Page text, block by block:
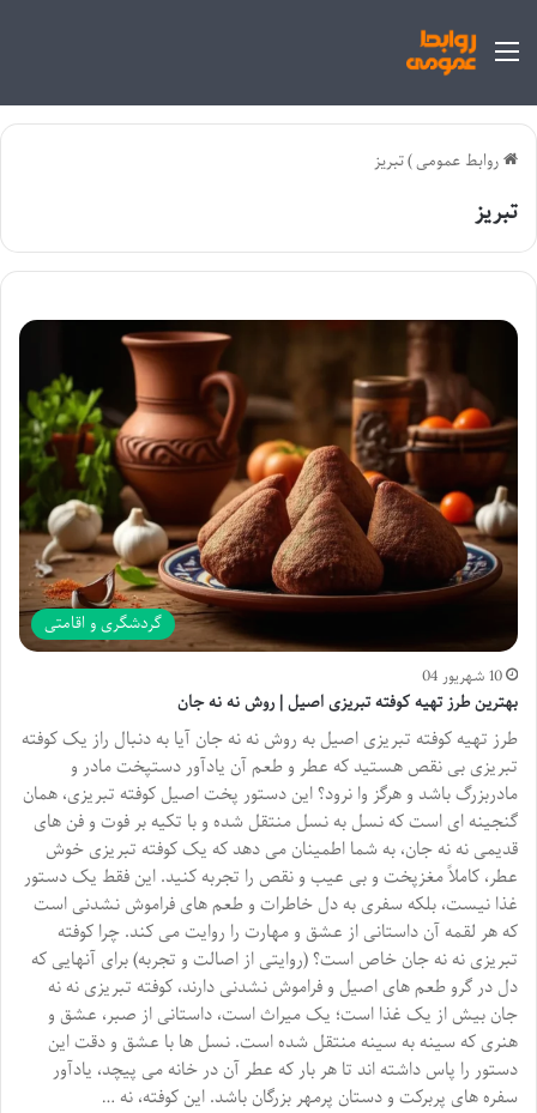
منو
روابط عمومی)تبریز
تبریز
گردشگری و اقامتی
10 شهریور 04
بهترین طرز تهیه کوفته تبریزی اصیل | روش نه نه جان
طرز تهیه کوفته تبریزی اصیل به روش نه نه جان آیا به دنبال راز یک کوفته
تبریزی بی نقص هستید که عطر و طعم آن یادآور دستپخت مادر و
مادربزرگ باشد و هرگز وا نرود؟ این دستور پخت اصیل کوفته تبریزی، همان
گنجینه ای است که نسل به نسل منتقل شده و با تکیه بر فوت و فن های
قدیمی نه نه جان، به شما اطمینان می دهد که یک کوفته تبریزی خوش
عطر، کاملاً مغزپخت و بی عیب و نقص را تجربه کنید. این فقط یک دستور
غذا نیست، بلکه سفری به دل خاطرات و طعم های فراموش نشدنی است
که هر لقمه آن داستانی از عشق و مهارت را روایت می کند. چرا کوفته
تبریزی نه نه جان خاص است؟ (روایتی از اصالت و تجربه) برای آنهایی که
دل در گرو طعم های اصیل و فراموش نشدنی دارند، کوفته تبریزی نه نه
جان بیش از یک غذا است؛ یک میراث است، داستانی از صبر، عشق و
هنری که سینه به سینه منتقل شده است. نسل ها با عشق و دقت این
دستور را پاس داشته اند تا هر بار که عطر آن در خانه می پیچد، یادآور
سفره های پربرکت و دستان پرمهر بزرگان باشد. این کوفته، نه …